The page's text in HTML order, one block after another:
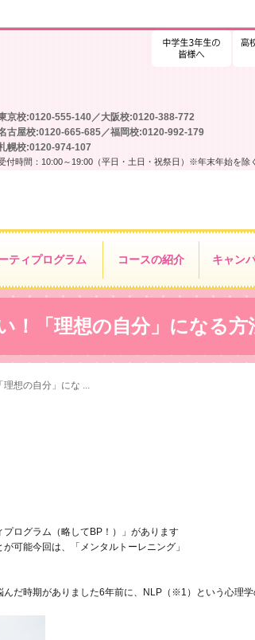
高
京校:0120-555-140／大阪校:0120-388-772
古屋校:0120-665-685／福岡校:0120-992-179
幌校:0120-974-107
付時間：10:00～19:00（平日・土日・祝祭日）※年末年始を除
ティプログラム コースの紹介 キャン
「理想の自分」になる方
想の自分」にな ...
ログラム（略してBP！）」があります
が可能今回は、「メンタルトーレニング」
だ時期がありました6年前に、NLP（※1）という心理学